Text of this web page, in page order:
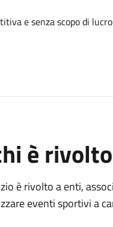
e senza scopo di lucro
è rivolto
è rivolto a enti,
eventi sportivi a